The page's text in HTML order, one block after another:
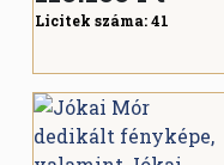
Licitek száma:41